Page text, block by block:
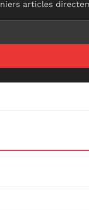
articles